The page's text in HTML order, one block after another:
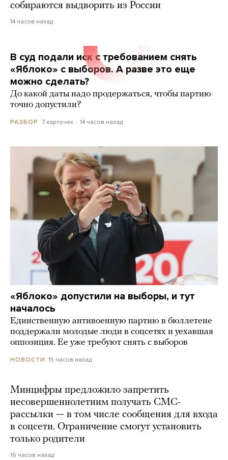
собираются выдворить из России
14 часов назад
В суд подали иск с требованием снять
«Яблоко» с выборов. А разве это еще
можно сделать?
До какой даты надо продержаться, чтобы партию
точно допустили?
РАЗБОР 7 карточек 14 часов назад
«Яблоко» допустили на выборы, и тут
началось
Единственную антивоенную партию в бюллетене
поддержали молодые люди в соцсетях и уехавшая
оппозиция. Ее уже требуют снять с выборов
НОВОСТИ 15 часов назад
Минцифры предложило запретить
несовершеннолетним получать СМС-
рассылки — в том числе сообщения для входа
в соцсети. Ограничение смогут установить
только родители
16 часов назад